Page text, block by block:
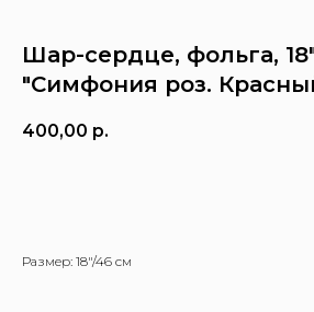
Шар-сердце, фольга,
"Симфония роз.
400,00 р.
Размер: 18"/46 см